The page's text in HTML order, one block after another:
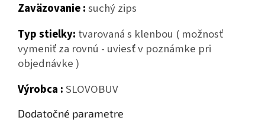
Zaväzovanie :suchý zips
Typ stielky: tvarovaná s klenbou ( možnosť
vymeniť za rovnú - uviesť v poznámke pri
objednávke )
Výrobca :SLOVOBUV
Dodatočné parametre